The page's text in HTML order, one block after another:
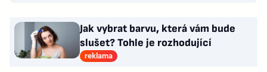
Jak vybrat barvu, která vám bude
slušet? Tohle je rozhodující
reklama